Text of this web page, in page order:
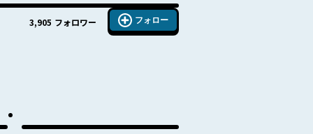
3,905 フォロワー フォロー